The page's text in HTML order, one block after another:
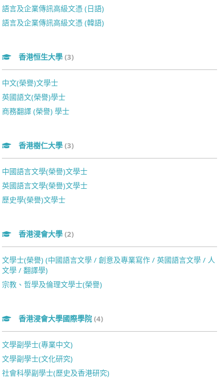
語言及企業傳訊高級文憑 (日語)
語言及企業傳訊高級文憑 (韓語)
香港恒生大學 (3)
中文(榮譽)文學士
英國語文(榮譽)學士
商務翻譯 (榮譽) 學士
香港樹仁大學 (3)
中國語言文學(榮譽)文學士
英國語言文學(榮譽)文學士
歷史學(榮譽)文學士
香港浸會大學 (2)
文學士(榮譽) (中國語言文學 / 創意及專業寫作 / 英國語言文學 / 人
文學 / 翻譯學)
宗教、哲學及倫理文學士(榮譽)
香港浸會大學國際學院 (4)
文學副學士(專業中文)
文學副學士(文化研究)
社會科學副學士(歷史及香港研究)